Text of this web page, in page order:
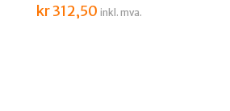
kr312,50 inkl. mva.